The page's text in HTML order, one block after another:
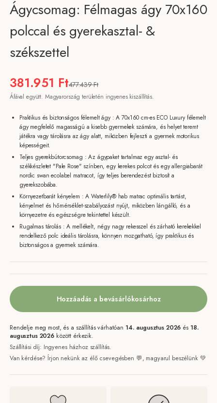
Ágycsomag: Félmagas ágy 70x160
polccal és gyerekasztal- &
székszettel
Akciós ár
381.951 FtNormál ár
477.439 Ft
Áfával együtt. Magyarország területén ingyenes kiszállítás.
Praktikus és biztonságos félemelt ágy : A 70x160 cm-es ECO Luxury félemelt
ágy megfelelő magasságú a kisebb gyermekek számára, és helyet teremt
játékra vagy tárolásra az ágy alatt, miközben fejleszti a gyermek motorikus
képességeit.
Teljes gyerekbútorcsomag : Az ágypaket tartalmaz egy asztal- és
székkészletet "Pale Rose" színben, egy kerekes polcot és egy allergiabarát
nordic swan ecolabel matracot, így teljes berendezést biztosít a
gyerekszobába.
Környezetbarát kényelem : A Waterlily® hab matrac optimális tartást,
kényelmet és hőmérséklet-szabályozást nyújt, miközben lángálló, és a
környezetre és egészségre tekintettel készült.
Rugalmas tárolás : A mellékelt, négy nagy rekesszel és zárható kerekekkel
rendelkező polc ideális tárolásra, könnyen mozgatható, így praktikus és
biztonságos a gyermek számára.
Hozzáadás a bevásárlókosárhoz
Rendelje meg most, és a szállítás várhatóan 14. augusztus 2026 és 18.
augusztus 2026 között érkezik.
Szállítási díj: Ingyenes házhoz szállítás.
Van kérdése? Írjon nekünk az élő csevegésben 💬, magyarul beszélünk 💚